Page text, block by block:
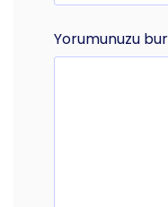
Yorumunuzu